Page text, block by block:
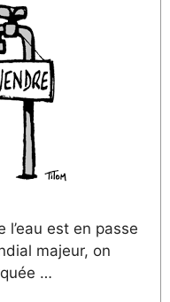
l’eau est en passe
majeur, on
…